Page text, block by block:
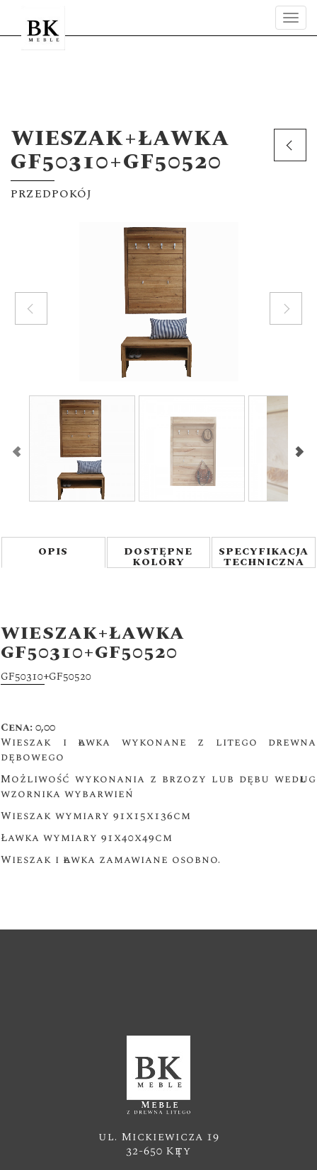
WIESZAK+ŁAWKA
GF50310+GF50520
PRZEDPOKÓJ
OPIS DOSTĘPNE
KOLORY
SPECYFIKACJA
TECHNICZNA
WIESZAK+ŁAWKA
GF50310+GF50520
GF50310+GF50520
Cena: 0,00
Wieszak i ławka wykonane z litego drewna
dębowego
Możliwość wykonania z brzozy lub dębu według
wzornika wybarwień
Wieszak wymiary 91x15x136cm
Ławka wymiary 91x40x49cm
Wieszak i ławka zamawiane osobno.
ul. Mickiewicza 19
32-650 Kęty